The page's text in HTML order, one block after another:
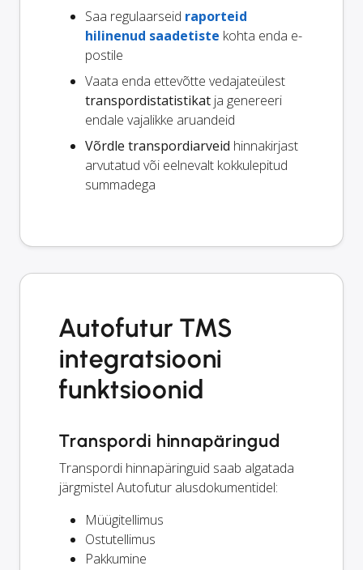
Saa regulaarseid raporteid
hilinenud saadetiste kohta enda e-
postile
Vaata enda ettevõtte vedajateülest
transpordistatistikat ja genereeri
endale vajalikke aruandeid
Võrdle transpordiarveid hinnakirjast
arvutatud või eelnevalt kokkulepitud
summadega
Autofutur TMS
integratsiooni
funktsioonid
Transpordi hinnapäringud
Transpordi hinnapäringuid saab algatada
järgmistel Autofutur alusdokumentidel:
Müügitellimus
Ostutellimus
Pakkumine